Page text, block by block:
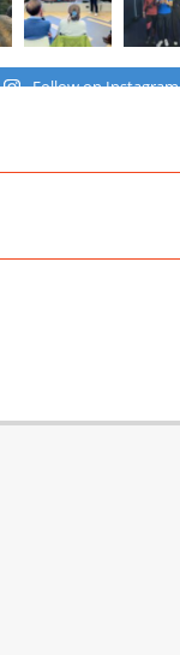
Follow on Instagram